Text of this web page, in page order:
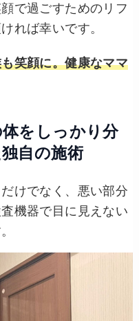
で過ごすためのリフ
れば幸いです。
笑顔に。健康なママ
をしっかり分
自の施術
けでなく、悪い部分
機器で目に見えない